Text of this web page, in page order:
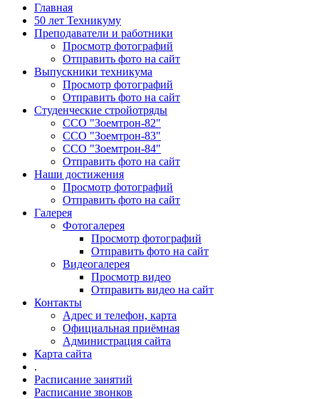
Главная
50 лет Техникуму
Преподаватели и работники
Просмотр фотографий
Отправить фото на сайт
Выпускники техникума
Просмотр фотографий
Отправить фото на сайт
Студенческие стройотряды
ССО "Зоемтрон-82"
ССО "Зоемтрон-83"
ССО "Зоемтрон-84"
Отправить фото на сайт
Наши достижения
Просмотр фотографий
Отправить фото на сайт
Галерея
Фотогалерея
Просмотр фотографий
Отправить фото на сайт
Видеогалерея
Просмотр видео
Отправить видео на сайт
Контакты
Адрес и телефон, карта
Официальная приёмная
Администрация сайта
Карта сайта
.
Расписание занятий
Расписание звонков